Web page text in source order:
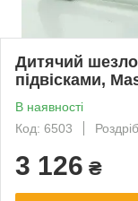
Дитячий
підвісками,
В наявності
Код: 6503
Роздріб
3 126 ₴